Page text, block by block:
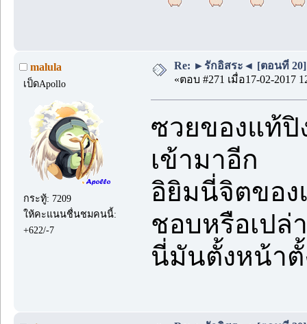
malula
เป็ดApollo
กระทู้: 7209
ให้คะแนนชื่นชมคนนี้:
+622/-7
Re: ►รักอิสระ◄ [ตอนที่ 20]
«ตอบ #271 เมื่อ17-02-2017
ซวยของแท้ปิ
เข้ามาอีก
อิยิมนี่จิตของ
ชอบหรือเปล่า
นี่มันตั้งหน้า